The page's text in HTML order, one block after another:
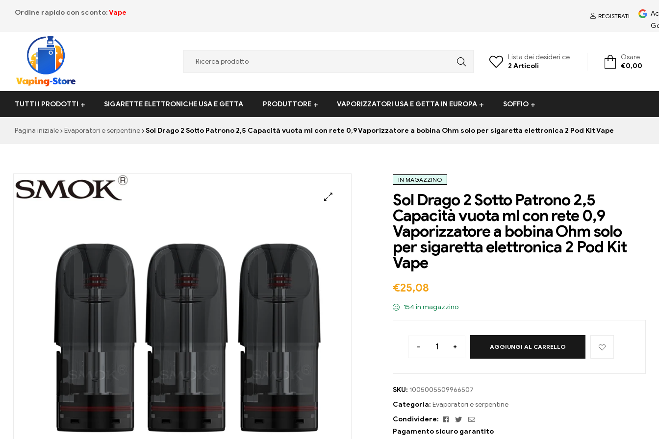
Ordine rapido con sconto:Vape REGISTRATI
Vaping-
Store.de
Lista dei desideri ce
2 Articoli
Osare
€0,00
TUTTI I PRODOTTI SIGARETTE ELETTRONICHE USA E GETTA PRODUTTORE VAPORIZZATORI USA E GETTA IN EUROPA SOFFIO
Pagina iniziale Evaporatori e serpentine Sol Drago 2 Sotto Patrono 2,5 Capacità vuota ml con rete 0,9 Vaporizzatore a bobina Ohm solo per sigaretta elettronica 2 Pod Kit Vape
IN MAGAZZINO
Sol Drago 2 Sotto Patrono 2,5
Capacità vuota ml con rete 0,9
Vaporizzatore a bobina Ohm solo
per sigaretta elettronica 2 Pod Kit
Vape
€25,08
154 in magazzino
- + AGGIUNGI AL CARRELLO
SKU: 1005005509966507
Categoria: Evaporatori e serpentine
Condividere:
Facebook
Twitter
E-
mail
Pagamento sicuro garantito